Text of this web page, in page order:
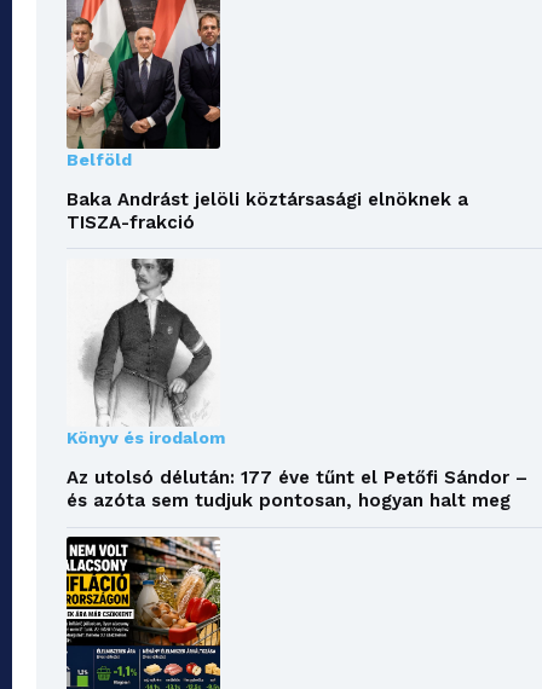
Belföld
Baka Andrást jelöli köztársasági elnöknek a
TISZA-frakció
Könyv és irodalom
Az utolsó délután: 177 éve tűnt el Petőfi Sándor –
és azóta sem tudjuk pontosan, hogyan halt meg